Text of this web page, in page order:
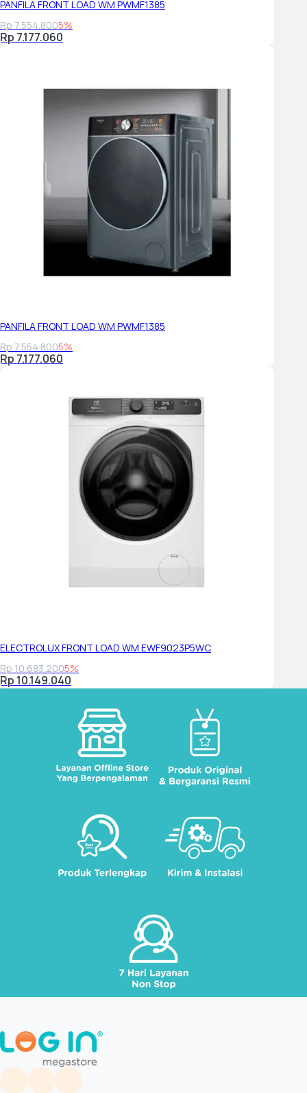
PANFILA FRONT LOAD WM PWMF1385
Rp 7.554.8005%
Rp 7.177.060
PANFILA FRONT LOAD WM PWMF1385
Rp 7.554.8005%
Rp 7.177.060
ELECTROLUX FRONT LOAD WM EWF9023P5WC
Rp 10.683.2005%
Rp 10.149.040